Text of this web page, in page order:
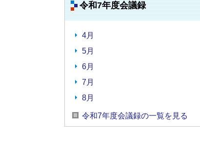
令和7年度会議録
4月
5月
6月
7月
8月
令和7年度会議録の一覧を見る